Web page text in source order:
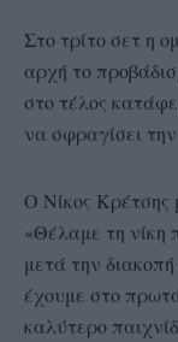
Στο τρίτο σετ η
αρχή το
στο τέλος
να σφραγίσει
Ο Νίκος Κρέτσης
«Θέλαμε τη νίκη
μετά την
έχουμε στο
καλύτερο